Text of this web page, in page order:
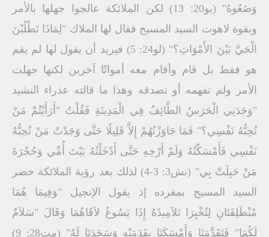
وَضَعُوهُ" (يو20: 13) لكن الملائكة عالجوا جهلها بالأمر
وبقوة لاهوت السيد المسيح فقال لها الملاك "لِمَاذَا تَطْلُبْنَ
الْحَيَّ بَيْنَ الأَمْوَاتِ؟" (لو24: 5) فيريد أن يقول لها لم يقم
هو فقط بل قام وأقام معه أمواتًا آخرين لكنها جهلت
الأمر ولم تفهمه أو تصدقه وهذا ما قالته عذراء النشيد
"وَجَدَنِي الْحَرَسُ الطَّائِفُ فِي الْمَدِينَةِ فَقُلْتُ "أَرَأَيْتُمْ مَنْ
تُحِبُّهُ نَفْسِي؟" فَمَا جَاوَزْتُهُمْ إِلاَّ قَلِيلًا حَتَّى وَجَدْتُ مَنْ تُحِبُّهُ
نَفْسِي فَأَمْسَكْتُهُ وَلَمْ أَرْخِهِ حَتَّى أَدْخَلْتُهُ بَيْتَ أُمِّي وَحُجْرَةَ
مَنْ حَبِلَتْ بِي" (نش3: 3-4) لذلك بعد رؤية الملائكة حضر
السيد المسيح بمفرده إذ يقول الإنجيل "وَفِيمَا هُمَا
مُنْطَلِقَتَانِ لِتُخْبِرَا تَلاَمِيذَهُ إِذَا يَسُوعُ لاَقَاهُمَا وَقَالَ "سَلاَمٌ
لَكُمَا" فَتَقَدَّمَتَا وَأَمْسَكَتَا بِقَدَمَيْهِ وَسَجَدَتَا لَهُ" (مت28: 9)